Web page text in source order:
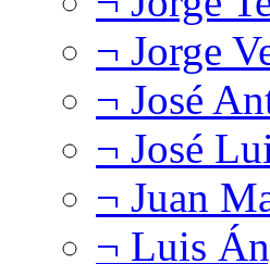
¬ Jorge
¬ José
¬ José
¬ Juan
¬ Luis